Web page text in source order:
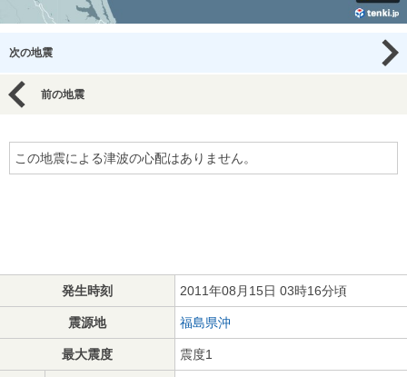
次の地震
前の地震
この地震による津波の心配はありません。
発生時刻 2011年08月15日 03時16分頃
震源地 福島県沖
最大震度 震度1